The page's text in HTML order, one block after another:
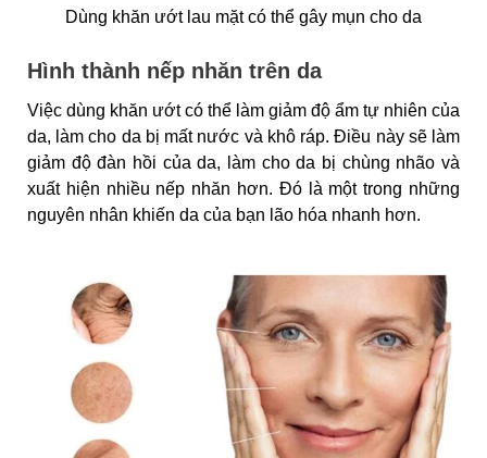
Dùng khăn ướt lau mặt có thể gây mụn cho da
Hình thành nếp nhăn trên da
Việc dùng khăn ướt có thể làm giảm độ ẩm tự nhiên của
da, làm cho da bị mất nước và khô ráp. Điều này sẽ làm
giảm độ đàn hồi của da, làm cho da bị chùng nhão và
xuất hiện nhiều nếp nhăn hơn. Đó là một trong những
nguyên nhân khiến da của bạn lão hóa nhanh hơn.